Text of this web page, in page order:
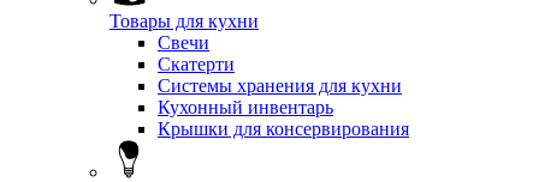
Товары для кухни
Свечи
Скатерти
Системы хранения для кухни
Кухонный инвентарь
Крышки для консервирования